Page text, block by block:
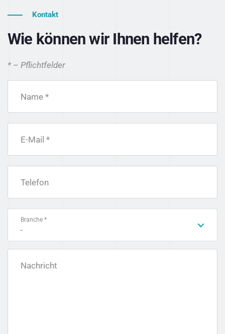
Kontakt
Wie können wir Ihnen helfen?
* – Pflichtfelder
Name *
E-Mail *
Telefon
Branche *
-
Nachricht